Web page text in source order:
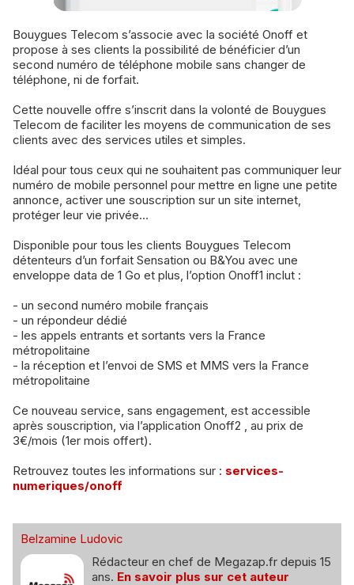
Bouygues Telecom s’associe avec la société Onoff et
propose à ses clients la possibilité de bénéficier d’un
second numéro de téléphone mobile sans changer de
téléphone, ni de forfait.
Cette nouvelle offre s’inscrit dans la volonté de Bouygues
Telecom de faciliter les moyens de communication de ses
clients avec des services utiles et simples.
Idéal pour tous ceux qui ne souhaitent pas communiquer leur
numéro de mobile personnel pour mettre en ligne une petite
annonce, activer une souscription sur un site internet,
protéger leur vie privée…
Disponible pour tous les clients Bouygues Telecom
détenteurs d’un forfait Sensation ou B&You avec une
enveloppe data de 1 Go et plus, l’option Onoff1 inclut :
- un second numéro mobile français
- un répondeur dédié
- les appels entrants et sortants vers la France
métropolitaine
- la réception et l’envoi de SMS et MMS vers la France
métropolitaine
Ce nouveau service, sans engagement, est accessible
après souscription, via l’application Onoff2 , au prix de
3€/mois (1er mois offert).
Retrouvez toutes les informations sur : services-
numeriques/onoff
Belzamine Ludovic
Rédacteur en chef de Megazap.fr depuis 15
ans. En savoir plus sur cet auteur